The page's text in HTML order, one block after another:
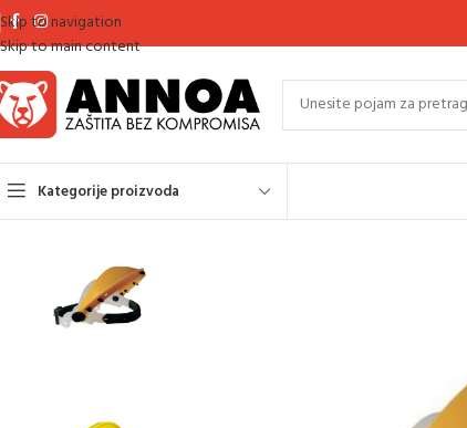
Skip to navigation
Skip to main content
Kategorije proizvoda